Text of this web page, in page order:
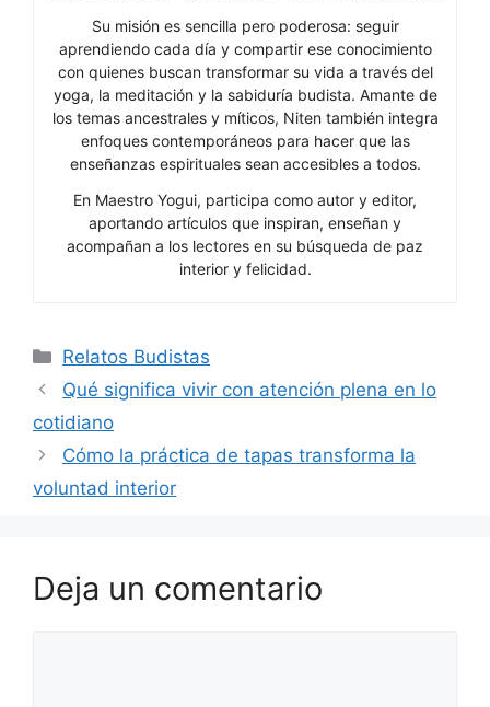
Su misión es sencilla pero poderosa: seguir
aprendiendo cada día y compartir ese conocimiento
con quienes buscan transformar su vida a través del
yoga, la meditación y la sabiduría budista. Amante de
los temas ancestrales y míticos, Niten también integra
enfoques contemporáneos para hacer que las
enseñanzas espirituales sean accesibles a todos.
En Maestro Yogui, participa como autor y editor,
aportando artículos que inspiran, enseñan y
acompañan a los lectores en su búsqueda de paz
interior y felicidad.
Categorías
Relatos Budistas
Qué significa vivir con atención plena en lo
cotidiano
Cómo la práctica de tapas transforma la
voluntad interior
Deja un comentario